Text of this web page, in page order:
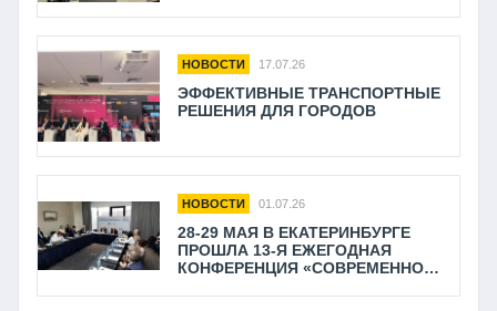
НОВОСТИ 17.07.26
ЭФФЕКТИВНЫЕ ТРАНСПОРТНЫЕ
РЕШЕНИЯ ДЛЯ ГОРОДОВ
НОВОСТИ 01.07.26
28-29 МАЯ В ЕКАТЕРИНБУРГЕ
ПРОШЛА 13-Я ЕЖЕГОДНАЯ
КОНФЕРЕНЦИЯ «СОВРЕМЕННОЕ